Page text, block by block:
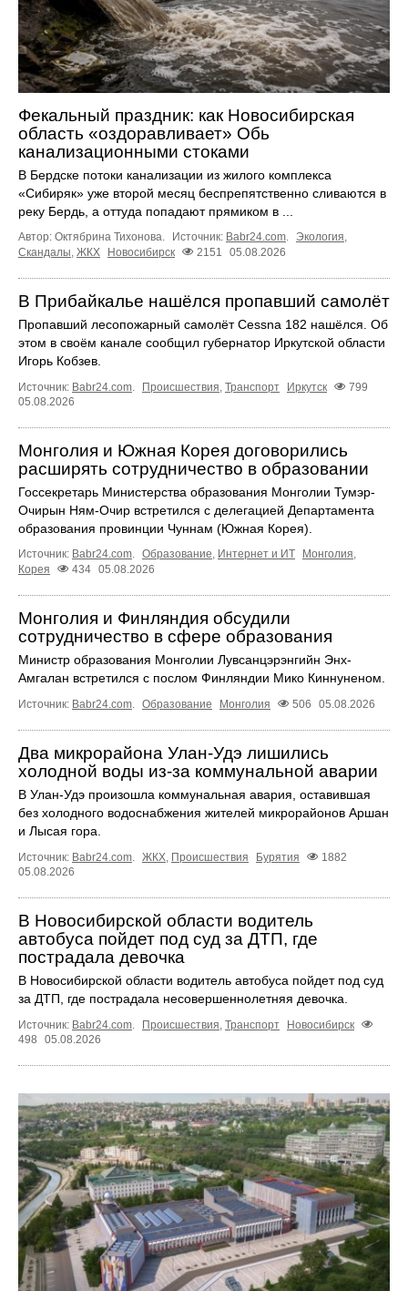
Фекальный праздник: как Новосибирская
область «оздоравливает» Обь
канализационными стоками
В Бердске потоки канализации из жилого комплекса
«Сибиряк» уже второй месяц беспрепятственно сливаются в
реку Бердь, а оттуда попадают прямиком в ...
Автор: Октябрина Тихонова. Источник: Babr24.com Экология
Скандалы, ЖКХ Новосибирск 2151 05.08.2026
В Прибайкалье нашёлся пропавший самолёт
Пропавший лесопожарный самолёт Cessna 182 нашёлся. Об
этом в своём канале сообщил губернатор Иркутской области
Игорь Кобзев.
Источник: Babr24.com. Происшествия, Транспорт Иркутск
799
05.08.2026
Монголия и Южная Корея договорились
расширять сотрудничество в образовании
Госсекретарь Министерства образования Монголии Тумэр-
Очирын Ням-Очир встретился с делегацией Департамента
образования провинции Чуннам (Южная Корея).
Источник: Babr24.com. Образование, Интернет и ИТ Монголия,
Корея
434 05.08.2026
Монголия и Финляндия обсудили
сотрудничество в сфере образования
Министр образования Монголии Лувсанцэрэнгийн Энх-
Амгалан встретился с послом Финляндии Мико Киннуненом.
Источник: Babr24.com. Образование Монголия 506 05.08.2026
Два микрорайона Улан-Удэ лишились
холодной воды из-за коммунальной аварии
В Улан-Удэ произошла коммунальная авария, оставившая
без холодного водоснабжения жителей микрорайонов Аршан
и Лысая гора.
Источник: Babr24.com. ЖКХ, Происшествия Бурятия
1882
05.08.2026
В Новосибирской области водитель
автобуса пойдет под суд за ДТП, где
пострадала девочка
В Новосибирской области водитель автобуса пойдет под суд
за ДТП, где пострадала несовершеннолетняя девочка.
Источник: Babr24.com. Происшествия, Транспорт
Новосибирск
498
05.08.2026